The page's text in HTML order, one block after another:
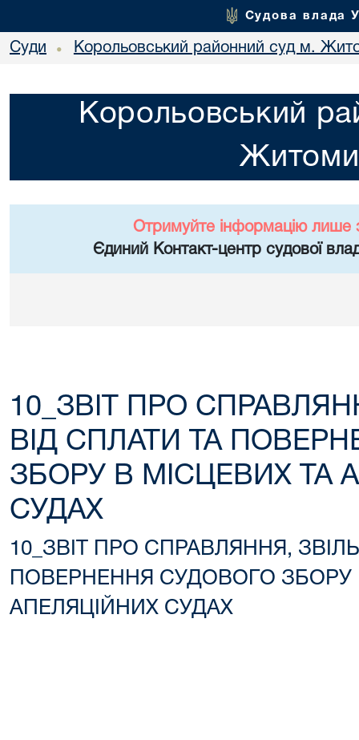
Судова влада
Суди • Корольовський районний суд м.
Корольовський
Отримуйте інформацію лише
Єдиний Контакт-центр судової
10_ЗВІТ ПРО
ВІД СПЛАТИ ТА
ЗБОРУ В МІСЦЕВИХ ТА
СУДАХ
10_ЗВІТ ПРО СПРАВЛЯННЯ,
ПОВЕРНЕННЯ СУДОВОГО ЗБОРУ
АПЕЛЯЦІЙНИХ СУДАХ